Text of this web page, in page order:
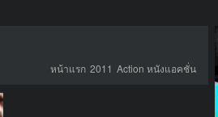
หน้าแรก 2011 Action หนังแอคชั่น